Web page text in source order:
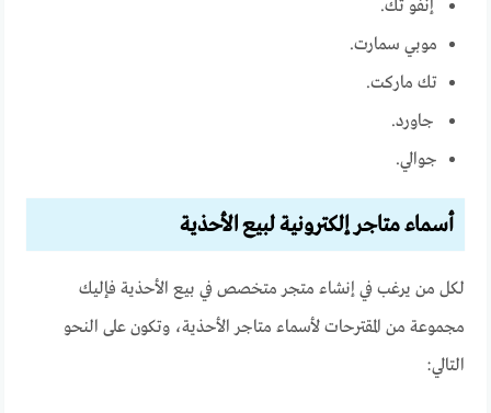
إنفو تك.
موبي سمارت.
تك ماركت.
جاورد.
جوالي.
أسماء متاجر إلكترونية لبيع الأحذية
لكل من يرغب في إنشاء متجر متخصص في بيع الأحذية فإليك
مجموعة من المقترحات لأسماء متاجر الأحذية، وتكون على النحو
التالي: